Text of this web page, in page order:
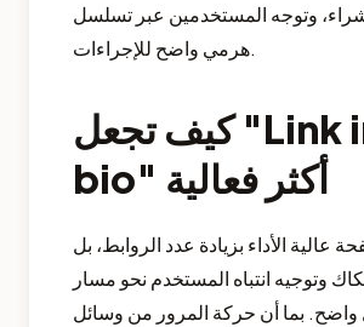
وتوجه المستخدمين عبر تسلسل
هرمي واضح للإجراءات.
كيف تجعل "Link in
bio" أكثر فعالية
عالية الأداء بزيادة عدد الروابط، بل
وتوجيه انتباه المستخدم نحو مسار
واضح. بما أن حركة المرور من وسائل